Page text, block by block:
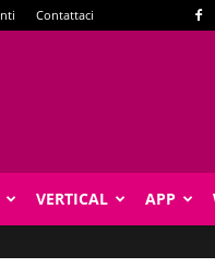
Contattaci
VERTICAL APP